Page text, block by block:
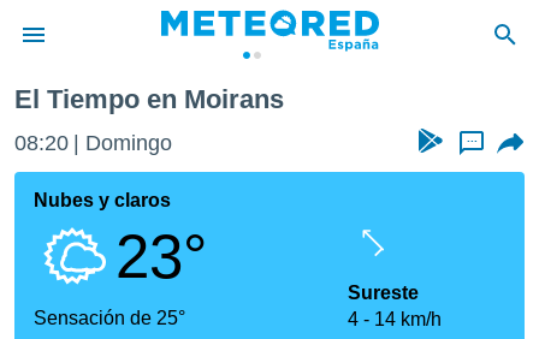
de
por
que se
calidad.
a este
las
El Tiempo en Moirans
08:20 Domingo ...
Nubes y claros
23°
Sensación de 25°
Sureste
4
14 km/h